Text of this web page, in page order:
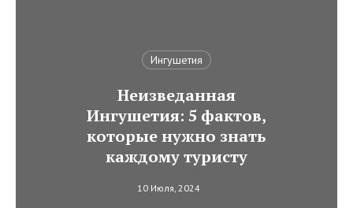
Ингушетия
Неизведанная
Ингушетия: 5 фактов,
которые нужно знать
каждому туристу
10 Июля, 2024